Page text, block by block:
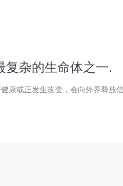
复杂的生命体之一.
康或正发生改变，会向外界释放